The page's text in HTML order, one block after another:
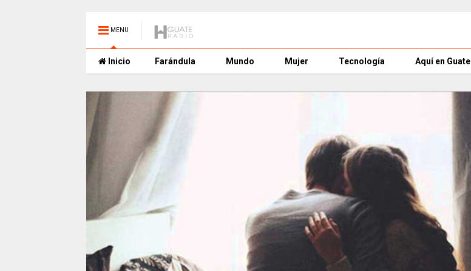
MENU
Inicio Farándula Mundo Mujer Tecnología Aquí en Guate